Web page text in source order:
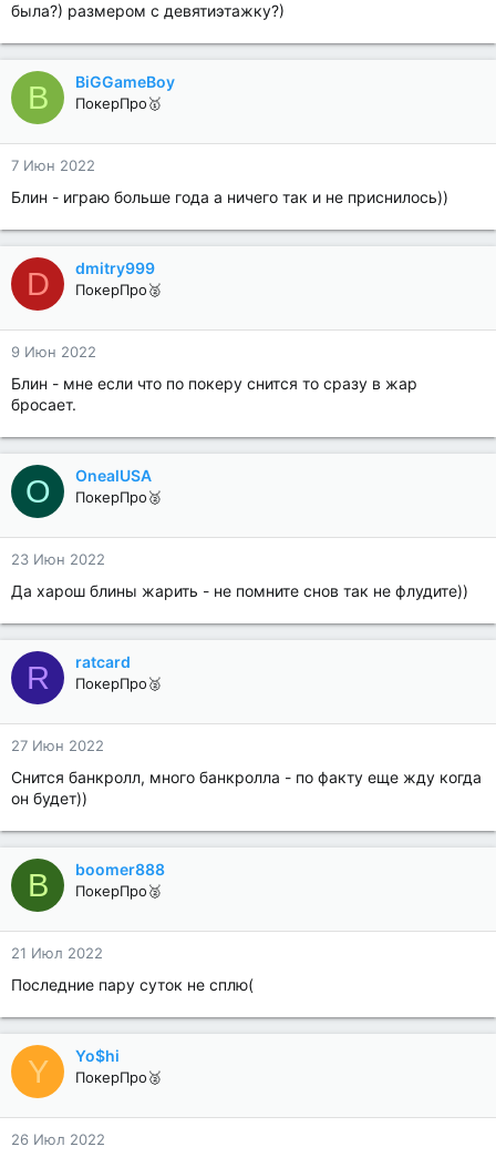
была?) размером с девятиэтажку?)
B BiGGameBoy
ПокерПро🥇
7 Июн 2022
Блин - играю больше года а ничего так и не приснилось))
D dmitry999
ПокерПро🥈
9 Июн 2022
Блин - мне если что по покеру снится то сразу в жар
бросает.
O OnealUSA
ПокерПро🥈
23 Июн 2022
Да харош блины жарить - не помните снов так не флудите))
R ratcard
ПокерПро🥈
27 Июн 2022
Снится банкролл, много банкролла - по факту еще жду когда
он будет))
B boomer888
ПокерПро🥈
21 Июл 2022
Последние пару суток не сплю(
Y Yo$hi
ПокерПро🥈
26 Июл 2022